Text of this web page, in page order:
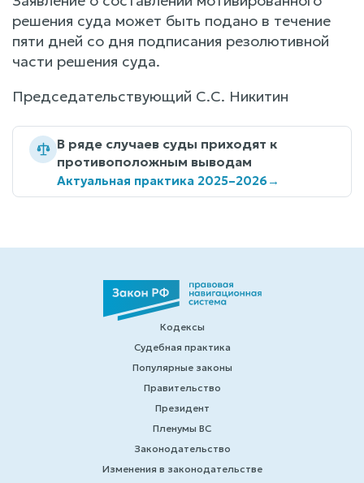
решения суда может быть подано в течение
пяти дней со дня подписания резолютивной
части решения суда.
Председательствующий С.С. Никитин
В ряде случаев суды приходят к
противоположным выводам
Актуальная практика 2025–2026→
Кодексы
Судебная практика
Популярные законы
Правительство
Президент
Пленумы ВС
Законодательство
Изменения в законодательстве